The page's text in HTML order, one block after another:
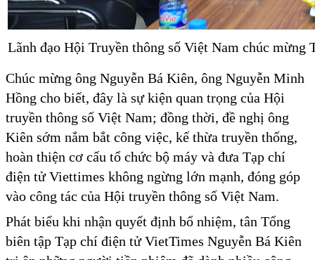
Lãnh đạo Hội Truyền thông số Việt Nam chúc
Chúc mừng ông Nguyễn Bá Kiên, ông Nguyễn Minh
Hồng cho biết, đây là sự kiện quan trọng của Hội
truyền thông số Việt Nam; đồng thời, đề nghị ông
Kiên sớm nắm bắt công việc, kế thừa truyền thống,
hoàn thiện cơ cấu tổ chức bộ máy và đưa Tạp chí
điện tử Viettimes không ngừng lớn mạnh, đóng góp
vào công tác của Hội truyền thông số Việt Nam.
Phát biểu khi nhận quyết định bổ nhiệm, tân Tổng
biên tập Tạp chí điện tử VietTimes Nguyễn Bá Kiên